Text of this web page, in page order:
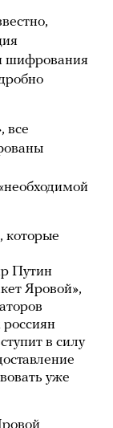
шифрования
все
которые
Путин
Яровой»,
в силу
уже